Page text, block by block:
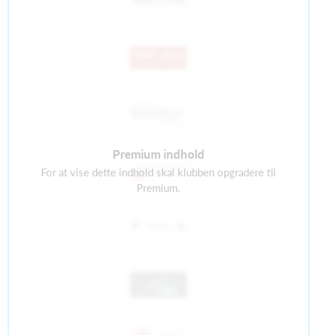
Premium indhold
For at vise dette indhold skal klubben opgradere til
Premium.